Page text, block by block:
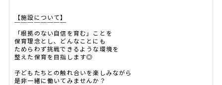
【施設について】
￣￣￣￣￣￣￣￣
「根拠のない自信を育む」ことを
保育理念とし、どんなことにも
ためらわず挑戦できるような環境を
整えた保育を目指します◎
子どもたちとの触れ合いを楽しみながら
是非一緒に働いてみませんか？